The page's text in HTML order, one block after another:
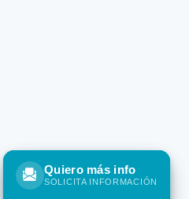
Quiero más info
SOLICITA INFORMACIÓN
Quiero más info
SOLICITA INFORMACIÓN